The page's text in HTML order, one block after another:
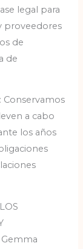
legal para
proveedores
de
de
Conservamos
a cabo
los años
Gemma